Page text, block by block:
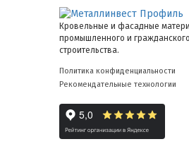
Кровельные и фасадные
промышленного и гражданского
строительства.
Политика конфиденциальности
Рекомендательные технологии